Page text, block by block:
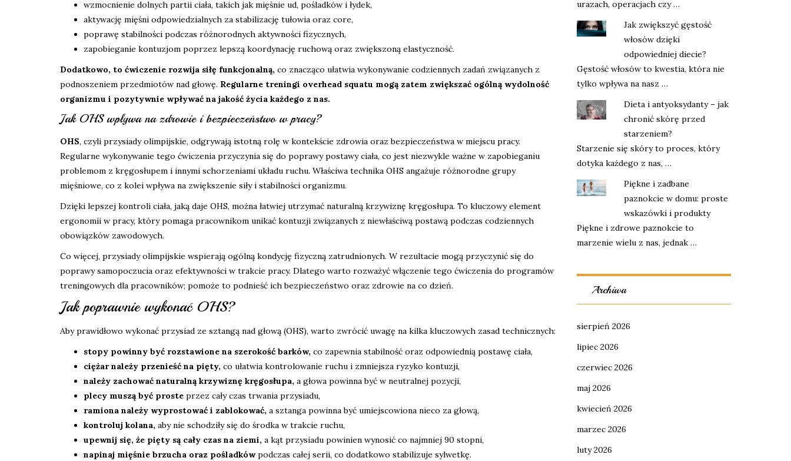
wzmocnienie dolnych partii ciała, takich jak mięśnie ud, pośladków i łydek,
aktywację mięśni odpowiedzialnych za stabilizację tułowia oraz core,
poprawę stabilności podczas różnorodnych aktywności fizycznych,
zapobieganie kontuzjom poprzez lepszą koordynację ruchową oraz zwiększoną elastyczność.
Dodatkowo, to ćwiczenie rozwija siłę funkcjonalną, co znacząco ułatwia wykonywanie codziennych zadań związanych z
podnoszeniem przedmiotów nad głowę. Regularne treningi overhead squatu mogą zatem zwiększać ogólną wydolność
organizmu i pozytywnie wpływać na jakość życia każdego z nas.
Jak OHS wpływa na zdrowie i bezpieczeństwo w pracy?
OHS, czyli przysiady olimpijskie, odgrywają istotną rolę w kontekście zdrowia oraz bezpieczeństwa w miejscu pracy.
Regularne wykonywanie tego ćwiczenia przyczynia się do poprawy postawy ciała, co jest niezwykle ważne w zapobieganiu
problemom z kręgosłupem i innymi schorzeniami układu ruchu. Właściwa technika OHS angażuje różnorodne grupy
mięśniowe, co z kolei wpływa na zwiększenie siły i stabilności organizmu.
Dzięki lepszej kontroli ciała, jaką daje OHS, można łatwiej utrzymać naturalną krzywiznę kręgosłupa. To kluczowy element
ergonomii w pracy, który pomaga pracownikom unikać kontuzji związanych z niewłaściwą postawą podczas codziennych
obowiązków zawodowych.
Co więcej, przysiady olimpijskie wspierają ogólną kondycję fizyczną zatrudnionych. W rezultacie mogą przyczynić się do
poprawy samopoczucia oraz efektywności w trakcie pracy. Dlatego warto rozważyć włączenie tego ćwiczenia do programów
treningowych dla pracowników; pomoże to podnieść ich bezpieczeństwo oraz zdrowie na co dzień.
Jak poprawnie wykonać OHS?
Aby prawidłowo wykonać przysiad ze sztangą nad głową (OHS), warto zwrócić uwagę na kilka kluczowych zasad technicznych:
stopy powinny być rozstawione na szerokość barków, co zapewnia stabilność oraz odpowiednią postawę ciała,
ciężar należy przenieść na pięty, co ułatwia kontrolowanie ruchu i zmniejsza ryzyko kontuzji,
należy zachować naturalną krzywiznę kręgosłupa, a głowa powinna być w neutralnej pozycji,
plecy muszą być proste przez cały czas trwania przysiadu,
ramiona należy wyprostować i zablokować, a sztanga powinna być umiejscowiona nieco za głową,
kontroluj kolana, aby nie schodziły się do środka w trakcie ruchu,
upewnij się, że pięty są cały czas na ziemi, a kąt przysiadu powinien wynosić co najmniej 90 stopni,
napinaj mięśnie brzucha oraz pośladkówpodczas całej serii, co dodatkowo stabilizuje sylwetkę.
urazach, operacjach czy …
Jak zwiększyć gęstość
włosów dzięki
odpowiedniej diecie?
Gęstość włosów to kwestia, która nie
tylko wpływa na nasz …
Dieta i antyoksydanty – jak
chronić skórę przed
starzeniem?
Starzenie się skóry to proces, który
dotyka każdego z nas, …
Piękne i zadbane
paznokcie w domu: proste
wskazówki i produkty
Piękne i zdrowe paznokcie to
marzenie wielu z nas, jednak …
Archiwa
sierpień 2026
lipiec 2026
czerwiec 2026
maj 2026
kwiecień 2026
marzec 2026
luty 2026